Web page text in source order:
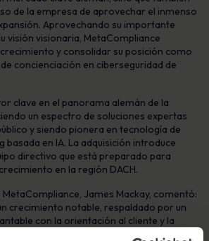
de la empresa de aprovechar el inmenso
Aprovechando su importante
visión visionaria, MetaCompliance
y consolidar su posición como
concienciación en ciberseguridad de
clave en el panorama alemán de la
un espectro de soluciones expertas
y siendo pionera en tecnología de
basada en IA. La adquisición introduce
directivo que está preparado para
en la región DACH.
James Mackay, comentó:
crecimiento notable, respaldado por un
con la orientación al cliente y la